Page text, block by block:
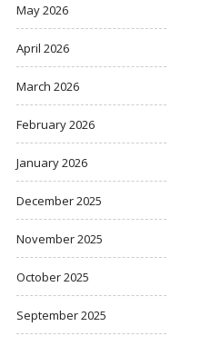
May 2026
April 2026
March 2026
February 2026
January 2026
December 2025
November 2025
October 2025
September 2025